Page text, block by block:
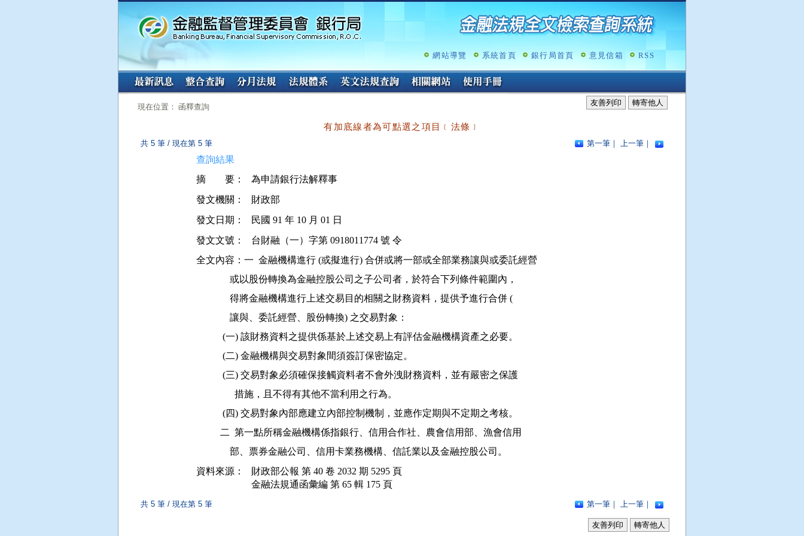
跳
容
網站導覽 系統首頁 銀行局首頁 意見信箱 RSS
:::
現在位置： 函釋查詢 友善列印 轉寄他人
有加底線者為可點選之項目﹝法條﹞
共 5 筆 / 現在第 5 筆 第一筆 ｜ 上一筆 ｜
查詢結果
摘 要：
發文機關：
財政部
發文日期：
民國 91 年 10 月 01 日
發文文號：
台財融（一）字第 0918011774 號 令
全文內容：一  金融機構進行 (或擬進行) 合併或將一部或全部業務讓與或委託經營
              或以股份轉換為金融控股公司之子公司者，於符合下列條件範圍內，
              得將金融機構進行上述交易目的相關之財務資料，提供予進行合併 (
              讓與、委託經營、股份轉換) 之交易對象：
           (一) 該財務資料之提供係基於上述交易上有評估金融機構資產之必要。
           (二) 金融機構與交易對象間須簽訂保密協定。
           (三) 交易對象必須確保接觸資料者不會外洩財務資料，並有嚴密之保護
                措施，且不得有其他不當利用之行為。
           (四) 交易對象內部應建立內部控制機制，並應作定期與不定期之考核。
          二  第一點所稱金融機構係指銀行、信用合作社、農會信用部、漁會信用
資料來源：
財政部公報 第 40 卷 2032 期 5295 頁
金融法規通函彙編 第 65 輯 175 頁
共 5 筆 / 現在第 5 筆 第一筆 ｜ 上一筆 ｜
友善列印 轉寄他人